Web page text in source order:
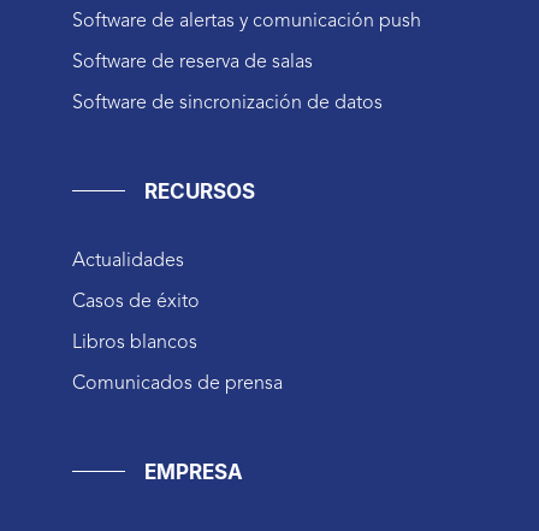
Software de alertas y comunicación push
Software de reserva de salas
Software de sincronización de datos
RECURSOS
Actualidades
Casos de éxito
Libros blancos
Comunicados de prensa
EMPRESA